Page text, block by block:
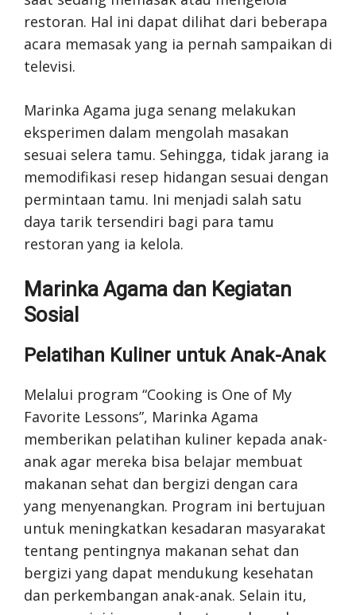
restoran. Hal ini dapat dilihat dari beberapa
acara memasak yang ia pernah sampaikan di
televisi.
Marinka Agama juga senang melakukan
eksperimen dalam mengolah masakan
sesuai selera tamu. Sehingga, tidak jarang ia
memodifikasi resep hidangan sesuai dengan
permintaan tamu. Ini menjadi salah satu
daya tarik tersendiri bagi para tamu
restoran yang ia kelola.
Marinka Agama dan Kegiatan
Sosial
Pelatihan Kuliner untuk Anak-Anak
Melalui program “Cooking is One of My
Favorite Lessons”, Marinka Agama
memberikan pelatihan kuliner kepada anak-
anak agar mereka bisa belajar membuat
makanan sehat dan bergizi dengan cara
yang menyenangkan. Program ini bertujuan
untuk meningkatkan kesadaran masyarakat
tentang pentingnya makanan sehat dan
bergizi yang dapat mendukung kesehatan
dan perkembangan anak-anak. Selain itu,